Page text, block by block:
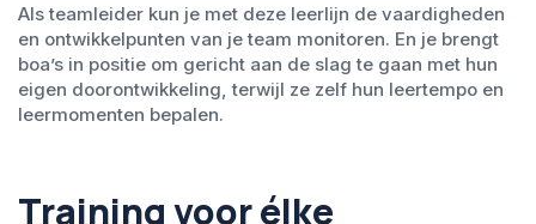
Als teamleider kun je met deze leerlijn de vaardigheden
en ontwikkelpunten van je team monitoren. En je brengt
boa’s in positie om gericht aan de slag te gaan met hun
eigen doorontwikkeling, terwijl ze zelf hun leertempo en
leermomenten bepalen.
Training voor élke